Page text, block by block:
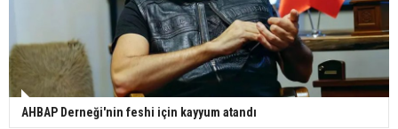
AHBAP Derneği'nin feshi için kayyum atandı